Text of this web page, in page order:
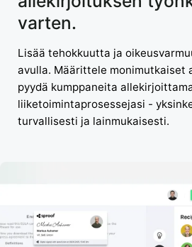
varten.
Lisää tehokkuutta ja
avulla. Määrittele monimutkaiset
pyydä kumppaneita
liiketoimintaprosessejasi -
turvallisesti ja lainmukaisesti.